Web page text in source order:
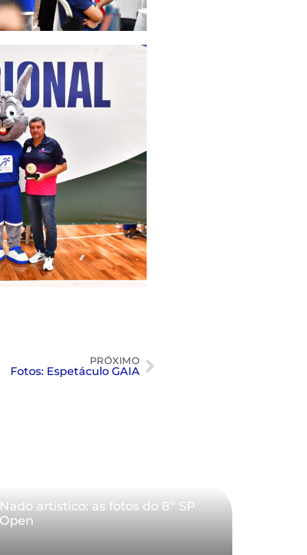
PRÓXIMO
Fotos: Espetáculo GAIA
Nado artístico: as fotos do 8º SP
Open